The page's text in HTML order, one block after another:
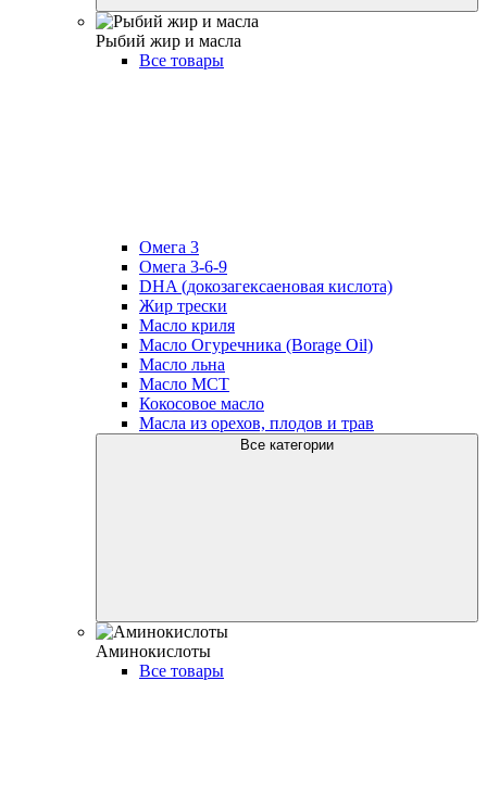
Рыбий жир и масла
Все товары
Омега 3
Омега 3-6-9
DHA (докозагексаеновая кислота)
Жир трески
Масло криля
Масло Огуречника (Borage Oil)
Масло льна
Масло МСТ
Кокосовое масло
Масла из орехов, плодов и трав
Все категории
Аминокислоты
Все товары